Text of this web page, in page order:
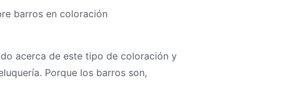
barros en coloración
acerca de este tipo de coloración y
Porque los barros son,